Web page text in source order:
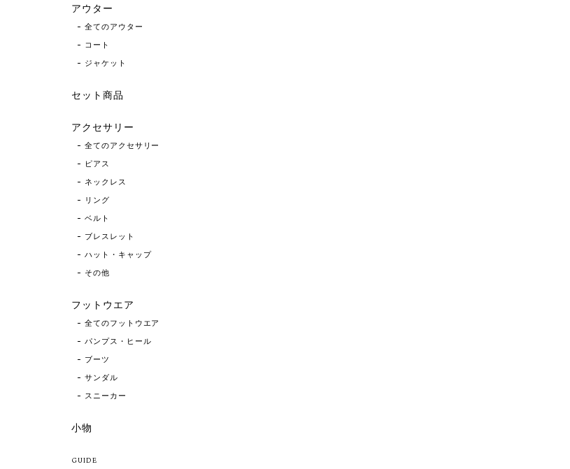
アウター
全てのアウター
コート
ジャケット
セット商品
アクセサリー
全てのアクセサリー
ピアス
ネックレス
リング
ベルト
ブレスレット
ハット・キャップ
その他
フットウエア
全てのフットウエア
パンプス・ヒール
ブーツ
サンダル
スニーカー
小物
GUIDE